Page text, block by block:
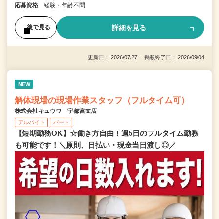
応募資格 経験・年齢不問
後で見る 詳細を見る
更新日： 2026/07/27 掲載終了日： 2026/09/04
NEW
解体現場の現場作業スタッフ（フルタイム可）
株式会社キュウワ 宇都宮支店
アルバイト パート
【短期勤務OK】☆働き方自由！週5日のフルタイム勤務
も可能です！＼原則、日払い・現金当日渡し◎／